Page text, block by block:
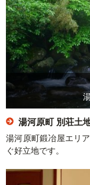
湯河原町 別荘土
湯河原町鍛冶屋エリ
ぐ好立地です。